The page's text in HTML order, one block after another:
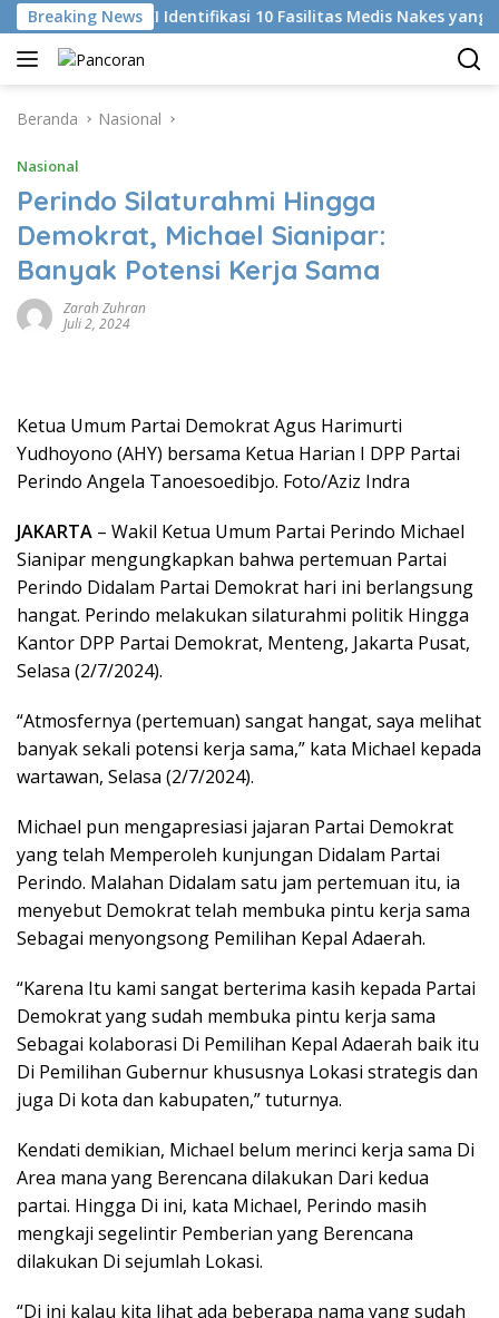
Langsung
ke
konten
Breaking NewsKKI Identifikasi 10 Fasilitas Medis Nakes yang
Beranda Nasional
Nasional
Perindo Silaturahmi Hingga
Demokrat, Michael Sianipar:
Banyak Potensi Kerja Sama
Zarah Zuhran
Juli 2, 2024
Ketua Umum Partai Demokrat Agus Harimurti
Yudhoyono (AHY) bersama Ketua Harian I DPP Partai
Perindo Angela Tanoesoedibjo. Foto/Aziz Indra
JAKARTA – Wakil Ketua Umum Partai Perindo Michael
Sianipar mengungkapkan bahwa pertemuan Partai
Perindo Didalam Partai Demokrat hari ini berlangsung
hangat. Perindo melakukan silaturahmi politik Hingga
Kantor DPP Partai Demokrat, Menteng, Jakarta Pusat,
Selasa (2/7/2024).
“Atmosfernya (pertemuan) sangat hangat, saya melihat
banyak sekali potensi kerja sama,” kata Michael kepada
wartawan, Selasa (2/7/2024).
Michael pun mengapresiasi jajaran Partai Demokrat
yang telah Memperoleh kunjungan Didalam Partai
Perindo. Malahan Didalam satu jam pertemuan itu, ia
menyebut Demokrat telah membuka pintu kerja sama
Sebagai menyongsong Pemilihan Kepal Adaerah.
“Karena Itu kami sangat berterima kasih kepada Partai
Demokrat yang sudah membuka pintu kerja sama
Sebagai kolaborasi Di Pemilihan Kepal Adaerah baik itu
Di Pemilihan Gubernur khususnya Lokasi strategis dan
juga Di kota dan kabupaten,” tuturnya.
Kendati demikian, Michael belum merinci kerja sama Di
Area mana yang Berencana dilakukan Dari kedua
partai. Hingga Di ini, kata Michael, Perindo masih
mengkaji segelintir Pemberian yang Berencana
dilakukan Di sejumlah Lokasi.
“Di ini kalau kita lihat ada beberapa nama yang sudah